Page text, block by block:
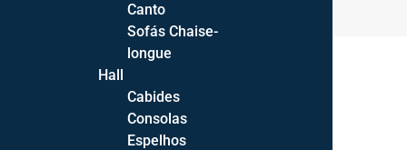
CATEGORIAS
Canto
Sofás Chaise-
longue
Hall
Cabides
Consolas
Espelhos